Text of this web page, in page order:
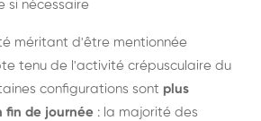
si nécessaire
méritant d'être mentionnée
tenu de l'activité crépusculaire du
configurations sont plus
fin de journée : la majorité des